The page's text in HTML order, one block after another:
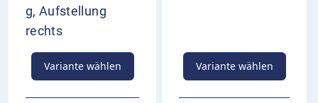
g, Aufstellung
rechts
Variante wählen Variante wählen